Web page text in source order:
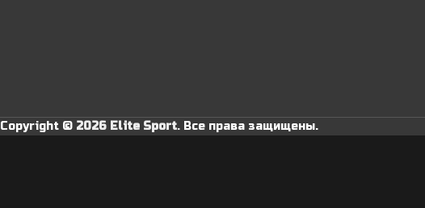
Copyright © 2026 Elite Sport. Все права защищены.